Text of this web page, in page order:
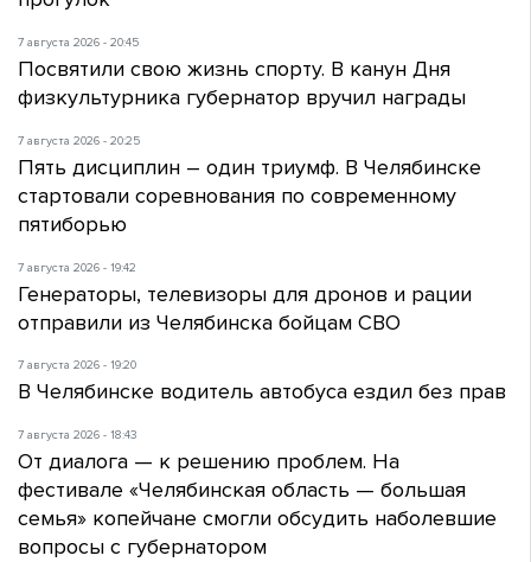
7 августа 2026 - 20:45
Посвятили свою жизнь спорту. В канун Дня
физкультурника губернатор вручил награды
7 августа 2026 - 20:25
Пять дисциплин – один триумф. В Челябинске
стартовали соревнования по современному
пятиборью
7 августа 2026 - 19:42
Генераторы, телевизоры для дронов и рации
отправили из Челябинска бойцам СВО
7 августа 2026 - 19:20
В Челябинске водитель автобуса ездил без прав
7 августа 2026 - 18:43
От диалога — к решению проблем. На
фестивале «Челябинская область — большая
семья» копейчане смогли обсудить наболевшие
вопросы с губернатором